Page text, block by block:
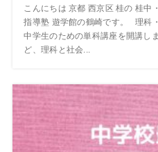
こんにちは 京都 西京区 桂の 桂中
指導塾 遊学館の鶴崎です。 理科
中学生のための単科講座を開講し
ど、理科と社会...